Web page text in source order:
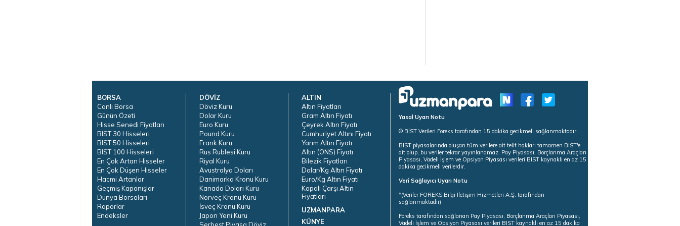
BORSA
Canlı Borsa
Günün Özeti
Hisse Senedi Fiyatları
BIST 30 Hisseleri
BIST 50 Hisseleri
BIST 100 Hisseleri
En Çok Artan Hisseler
En Çok Düşen Hisseler
Hacmi Artanlar
Geçmiş Kapanışlar
Dünya Borsaları
Raporlar
Endeksler
DÖVİZ
Döviz Kuru
Dolar Kuru
Euro Kuru
Pound Kuru
Frank Kuru
Rus Rublesi Kuru
Riyal Kuru
Avustralya Doları
Danimarka Kronu Kuru
Kanada Doları Kuru
Norveç Kronu Kuru
İsveç Kronu Kuru
Japon Yeni Kuru
Serbest Piyasa Döviz
ALTIN
Altın Fiyatları
Gram Altın Fiyatı
Çeyrek Altın Fiyatı
Cumhuriyet Altını Fiyatı
Yarım Altın Fiyatı
Altın (ONS) Fiyatı
Bilezik Fiyatları
Dolar/Kg Altın Fiyatı
Euro/Kg Altın Fiyatı
Kapalı Çarşı Altın
Fiyatları
UZMANPARA
KÜNYE
Yasal Uyarı Notu
© BİST Verileri Foreks tarafından 15 dakika gecikmeli sağlanmaktadır.
BIST piyasalarında oluşan tüm verilere ait telif hakları tamamen BIST'e
ait olup, bu veriler tekrar yayınlanamaz. Pay Piyasası, Borçlanma Araçları
Piyasası, Vadeli İşlem ve Opsiyon Piyasası verileri BIST kaynaklı en az 15
dakika gecikmeli verilerdir.
Veri Sağlayıcı Uyarı Notu
*(Veriler FOREKS Bilgi İletişim Hizmetleri A.Ş. tarafından
sağlanmaktadır)
Foreks tarafından sağlanan Pay Piyasası, Borçlanma Araçları Piyasası,
Vadeli İşlem ve Opsiyon Piyasası verileri BIST kaynaklı en az 15 dakika